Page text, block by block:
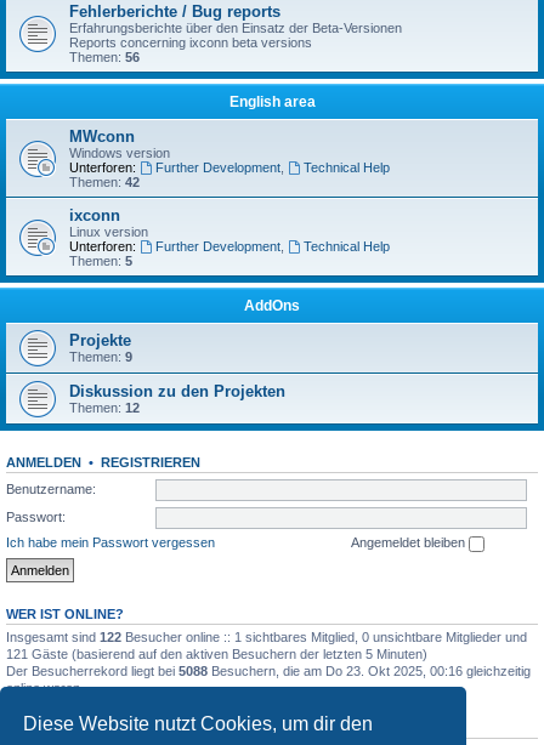
Diese Website nutzt Cookies, um dir den
Fehlerberichte / Bug reports
Erfahrungsberichte über den Einsatz der Beta-Versionen
Reports concerning ixconn beta versions
Themen: 56
English area
MWconn
Windows version
Unterforen:
Further Development,
Technical Help
Themen: 42
ixconn
Linux version
Unterforen:
Further Development,
Technical Help
Themen: 5
AddOns
Projekte
Themen: 9
Diskussion zu den Projekten
Themen: 12
ANMELDEN • REGISTRIEREN
Benutzername:
Passwort:
Ich habe mein Passwort vergessen
Angemeldet bleiben
WER IST ONLINE?
Insgesamt sind 122 Besucher online :: 1 sichtbares Mitglied, 0 unsichtbare Mitglieder und
121 Gäste (basierend auf den aktiven Besuchern der letzten 5 Minuten)
Der Besucherrekord liegt bei 5088 Besuchern, die am Do 23. Okt 2025, 00:16 gleichzeitig
online waren.
STATISTIK